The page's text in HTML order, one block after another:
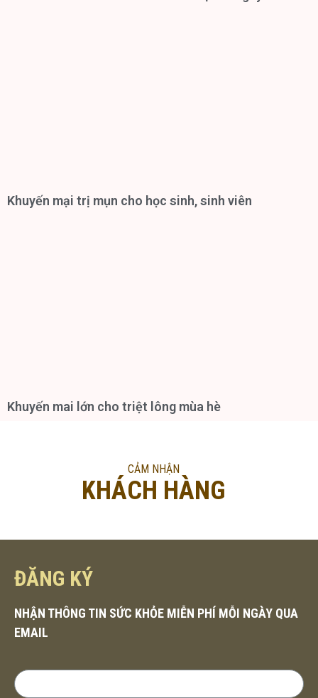
Khuyến mại trị mụn cho học sinh, sinh viên
Khuyến mai lớn cho triệt lông mùa hè
CẢM NHẬN
KHÁCH HÀNG
ĐĂNG KÝ
NHẬN THÔNG TIN SỨC KHỎE MIỄN PHÍ MỖI NGÀY QUA
EMAIL